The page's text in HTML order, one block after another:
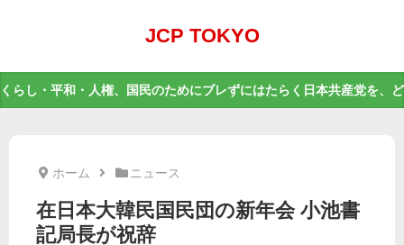
JCP TOKYO
くらし・平和・人権、国民のためにブレずにはたらく日本共産党を、
ホーム ニュース
在日本大韓民国民団の新年会 小池書
記局長が祝辞